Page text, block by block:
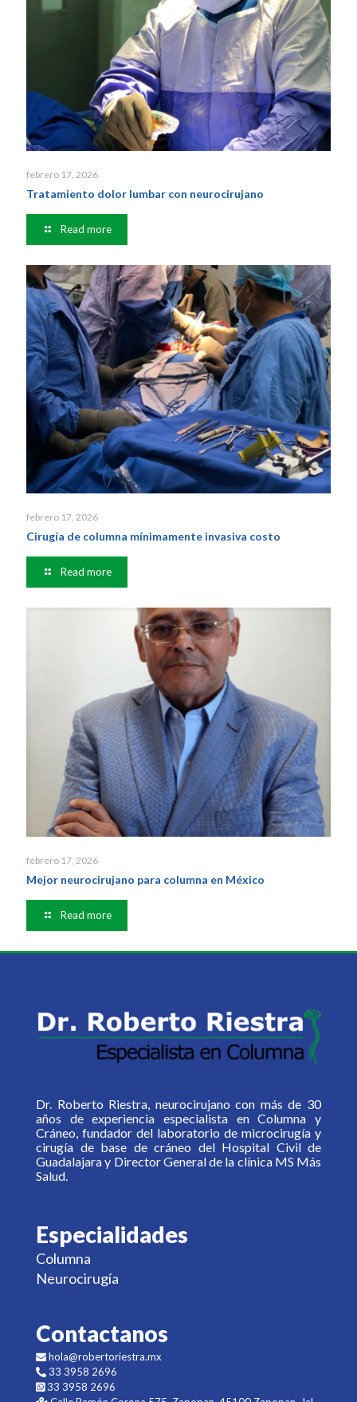
febrero 17, 2026
Tratamiento dolor lumbar con neurocirujano
Read more
febrero 17, 2026
Cirugía de columna mínimamente invasiva costo
Read more
febrero 17, 2026
Mejor neurocirujano para columna en México
Read more
Dr. Roberto Riestra, neurocirujano con más de 30
años de experiencia especialista en Columna y
Cráneo, fundador del laboratorio de microcirugía y
cirugía de base de cráneo del Hospital Civil de
Guadalajara y Director General de la clínica MS Más
Salud.
Especialidades
Columna
Neurocirugía
Contactanos
hola@robertoriestra.mx
33 3958 2696
33 3958 2696